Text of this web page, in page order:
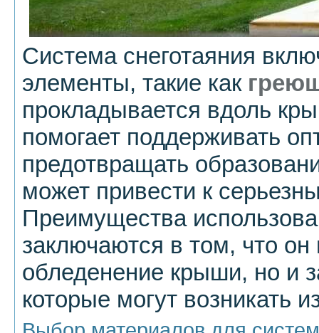
Система снеготаяния
элементы, такие как
прокладывается вдоль
помогает поддерживать
предотвращать
может привести к
Преимущества
заключаются в том, что
обледенение крыши, но и
которые могут возникать